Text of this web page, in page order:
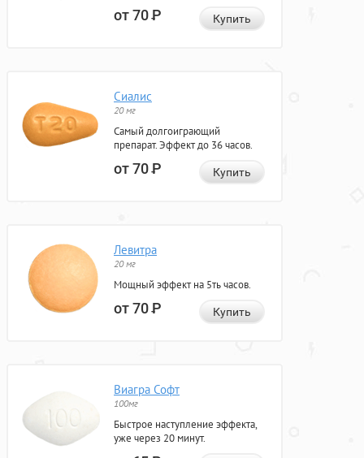
от 70Р Купить
Сиалис
20 мг
Самый долгоиграющий
препарат. Эффект до 36 часов.
от 70Р Купить
Левитра
20 мг
Мощный эффект на 5ть часов.
от 70Р Купить
Виагра Софт
100мг
Быстрое наступление эффекта,
уже через 20 минут.